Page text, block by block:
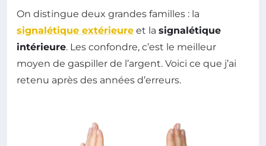
On distingue deux grandes familles : la
signalétique extérieure et la signalétique
intérieure. Les confondre, c’est le meilleur
moyen de gaspiller de l’argent. Voici ce que j’ai
retenu après des années d’erreurs.